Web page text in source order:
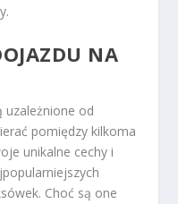
NA
uzależnione od
pomiędzy kilkoma
unikalne cechy i
Choć są one